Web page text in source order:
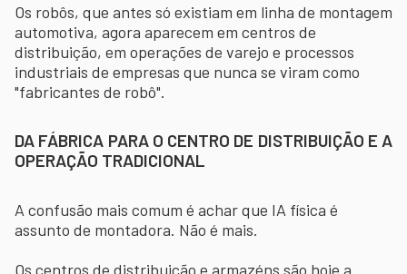
Os robôs, que antes só existiam em linha de montagem
automotiva, agora aparecem em centros de
distribuição, em operações de varejo e processos
industriais de empresas que nunca se viram como
"fabricantes de robô".
DA FÁBRICA PARA O CENTRO DE DISTRIBUIÇÃO E A
OPERAÇÃO TRADICIONAL
A confusão mais comum é achar que IA física é
assunto de montadora. Não é mais.
Os centros de distribuição e armazéns são hoje a